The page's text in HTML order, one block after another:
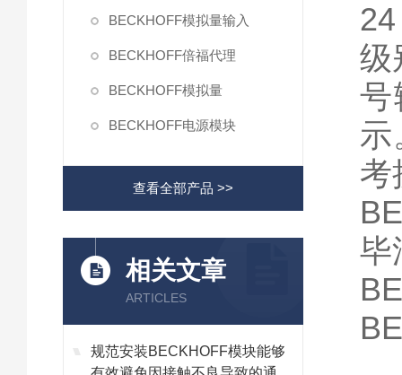
BECKHOFF模拟量输入
BECKHOFF倍福代理
BECKHOFF模拟量
BECKHOFF电源模块
查看全部产品 >>
相关文章
ARTICLES
规范安装BECKHOFF模块能够
级
号
示
考
毕